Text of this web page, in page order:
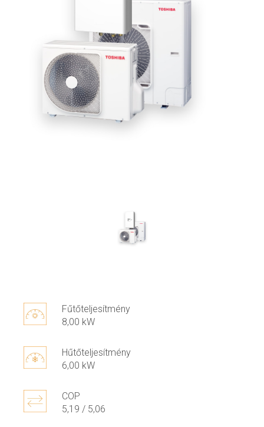
Fűtőteljesítmény
8,00 kW
Hűtőteljesítmény
6,00 kW
COP
5,19 / 5,06